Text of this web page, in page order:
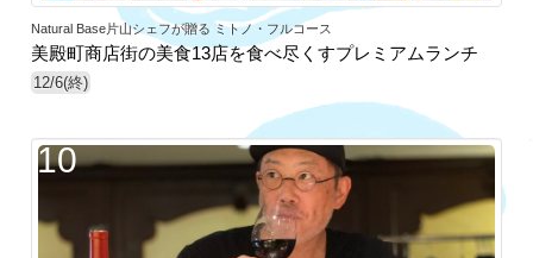
Natural Base片山シェフが贈る ミトノ・フルコース
美殿町商店街の美食13店を食べ尽くすプレミアムランチ
12/6(終)
10